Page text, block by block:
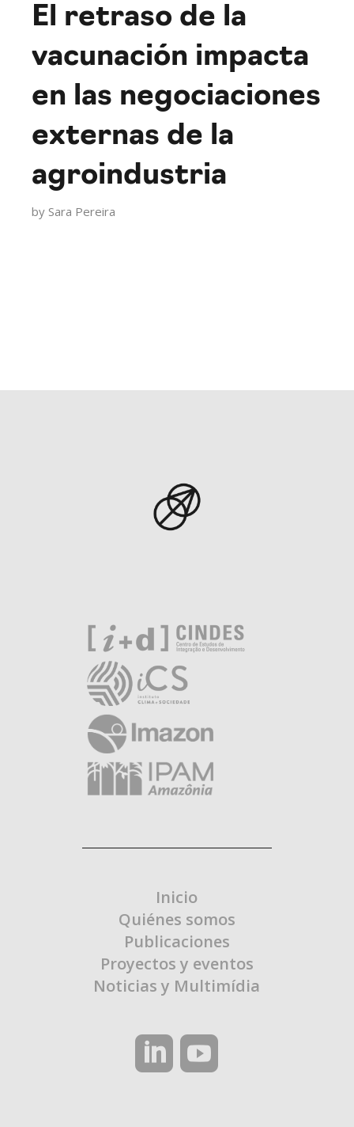
El retraso de la
vacunación impacta
en las negociaciones
externas de la
agroindustria
by Sara Pereira
Inicio
Quiénes somos
Publicaciones
Proyectos y eventos
Noticias y Multimídia